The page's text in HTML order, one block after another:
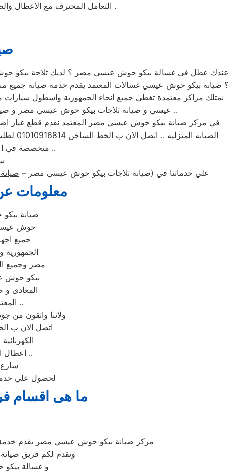
التعامل المحترف مع الاعطال والصيانة وخدمات الدعم الفني بعض سمات خدمة عملاء صيانة غسالات بيكو علي رقم الخط الساخن .
عندك عطل في غسالة بيكو حوش عيسي مصر ؟ لديك ثلاجة
؟ صيانة بيكو حوش عيسي غسالات المعتمد يقدم خدمة صيانة جميع
نمتلك مراكز معتمدة تغطي جميع انحاء الجمهورية واسطول
عيسي و صيانة ثلاجات بيكو حوش عيسي مصر و صيانة فريزر بيكو حوش عيسي و صيانة تكييفات بيكو حوش عيسي مصر و صيانة ميكروويفات بيكو حوش عيسي مصر ..
في مركز صيانة بيكو حوش عيسي مصر المعتمد نقدم قطع غيار
الصيانة المنزلية .. اتصل الان ب الخط الساخن 01010916814 لطلب خدمة صيانة بيكو حوش عيسي ل اصلاح الاجهزة المنزلية و الكهربائية .. لدي مركز صيانة
متخصصة في اعطال الاجهزة وافضل اسطول للسيارات فالسيارات مجهزة لنقل جميع الاجهزة ..
علي خدماتنا في (صيانة ثلاجات بيكو حوش عيسي مصر –
معلومات
صيانة
حوش عيسي
جميع
مصر وجميع
بيكو حوش
المعادى
المعتمد نقدم قطع غيار اصلية لشركة (بيكو حوش عيسي مصر) المعتمدة ..
ولاننا واثقون من
.. اتصل الان ب الخط الساخن 01220261030 لطلب
اعطال الاجهزة وافضل اسطول للسيارات فالسيارات مجهزة لنقل جميع الاجهزة ..
سارع
لحصول علي
ما هى اقسام
مركز صيانة بيكو حوش عيسي مصر يقدم
وتقدم لكم فريق
و غسالة